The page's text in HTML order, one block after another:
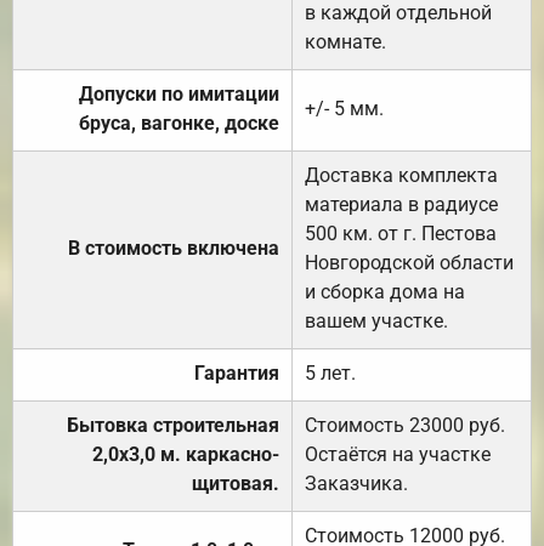
в каждой отдельной
комнате.
Допуски по имитации
бруса, вагонке, доске
+/- 5 мм.
В стоимость включена
Доставка комплекта
материала в радиусе
500 км. от г. Пестова
Новгородской области
и сборка дома на
вашем участке.
Гарантия 5 лет.
Бытовка строительная
2,0х3,0 м. каркасно-
щитовая.
Стоимость 23000 руб.
Остаётся на участке
Заказчика.
Стоимость 12000 руб.